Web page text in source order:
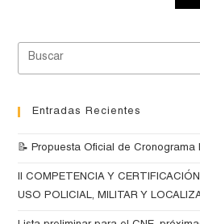
Entradas Recientes
📝 Propuesta Oficial de
II COMPETENCIA Y
USO POLICIAL, MILITAR Y